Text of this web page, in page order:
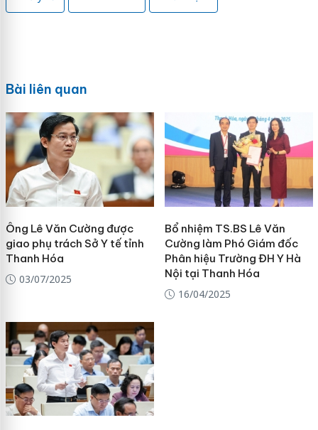
Bài liên quan
Ông Lê Văn Cường được
giao phụ trách Sở Y tế tỉnh
Thanh Hóa
03/07/2025
Bổ nhiệm TS.BS Lê Văn
Cường làm Phó Giám đốc
Phân hiệu Trường ĐH Y Hà
Nội tại Thanh Hóa
16/04/2025